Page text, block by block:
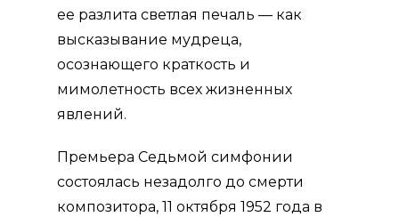
ее разлита светлая печаль — как
высказывание мудреца,
осознающего краткость и
мимолетность всех жизненных
явлений.
Премьера Седьмой симфонии
состоялась незадолго до смерти
компо­зитора, 11 октября 1952 года в